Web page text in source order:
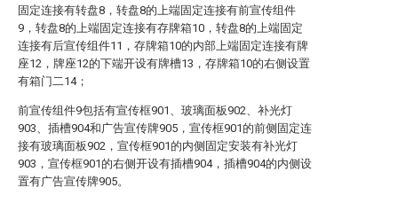
固定连接有转盘8，转盘8的上端固定连接有前宣传组件
9，转盘8的上端固定连接有存牌箱10，转盘8的上端固定
连接有后宣传组件11，存牌箱10的内部上端固定连接有牌
座12，牌座12的下端开设有牌槽13，存牌箱10的右侧设置
有箱门二14；
前宣传组件9包括有宣传框901、玻璃面板902、补光灯
903、插槽904和广告宣传牌905，宣传框901的前侧固定连
接有玻璃面板902，宣传框901的内侧固定安装有补光灯
903，宣传框901的右侧开设有插槽904，插槽904的内侧设
置有广告宣传牌905。